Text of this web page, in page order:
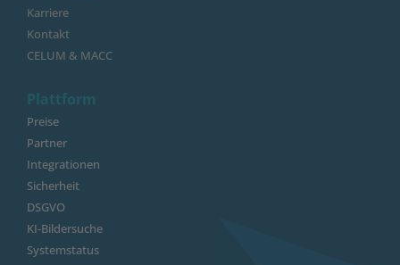
Karriere
Kontakt
CELUM & MACC
Plattform
Preise
Partner
Integrationen
Sicherheit
DSGVO
KI-Bildersuche
Systemstatus